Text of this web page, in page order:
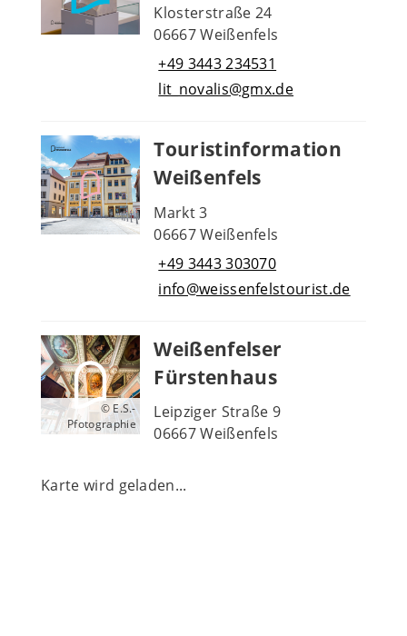
Klosterstraße 24
06667 Weißenfels
+49 3443 234531
lit_novalis@gmx.de
Touristinformation
Weißenfels
Markt 3
06667 Weißenfels
+49 3443 303070
info@weissenfelstourist.de
© E.S.-
Pfotographie
Weißenfelser
Fürstenhaus
Leipziger Straße 9
06667 Weißenfels
Karte wird geladen...